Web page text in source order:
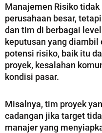
Manajemen Risiko
perusahaan besar,
dan tim di berbagai
keputusan yang
potensi risiko, baik itu
proyek, kesalahan
kondisi pasar.
Misalnya, tim proyek
cadangan jika target
manajer yang